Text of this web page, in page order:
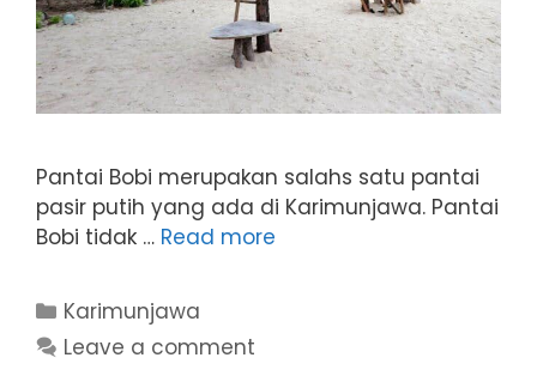
Pantai Bobi merupakan salahs satu pantai
pasir putih yang ada di Karimunjawa. Pantai
Bobi tidak … Read more
Categories
Karimunjawa
Leave a comment